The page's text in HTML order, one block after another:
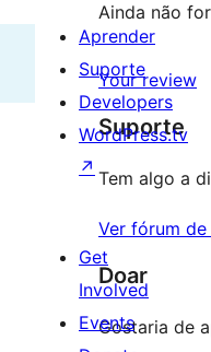
Ainda não
Your review
Suporte
Tem algo a
Ver fórum
Doar
Gostaria de
Aprender
Suporte
Developers
WordPress.tv
↗
Get
Involved
Events